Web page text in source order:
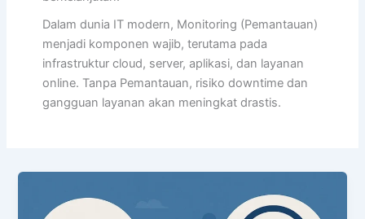
Dalam dunia IT modern, Monitoring (Pemantauan)
menjadi komponen wajib, terutama pada
infrastruktur cloud, server, aplikasi, dan layanan
online. Tanpa Pemantauan, risiko downtime dan
gangguan layanan akan meningkat drastis.